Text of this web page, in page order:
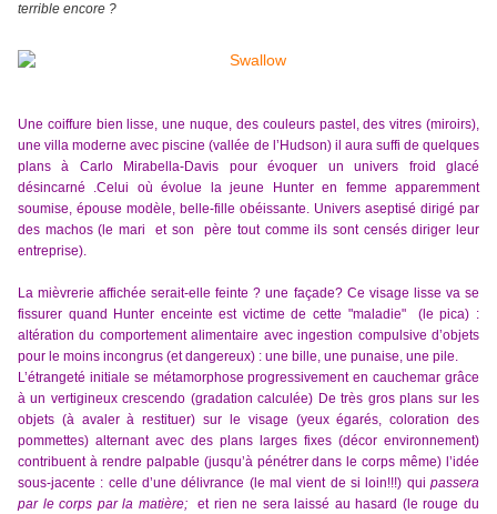
terrible encore ?
Une coiffure bien lisse, une nuque, des couleurs pastel, des vitres (miroirs),
une villa moderne avec piscine (vallée de l’Hudson) il aura suffi de quelques
plans à Carlo Mirabella-Davis pour évoquer un univers froid glacé
désincarné .Celui où évolue la jeune Hunter en femme apparemment
soumise, épouse modèle, belle-fille obéissante. Univers aseptisé dirigé par
des machos (le mari et son père tout comme ils sont censés diriger leur
entreprise).
La mièvrerie affichée serait-elle feinte ? une façade? Ce visage lisse va se
fissurer quand Hunter enceinte est victime de cette "maladie" (le pica) :
altération du comportement alimentaire avec ingestion compulsive d’objets
pour le moins incongrus (et dangereux) : une bille, une punaise, une pile.
L’étrangeté initiale se métamorphose progressivement en cauchemar grâce
à un vertigineux crescendo (gradation calculée) De très gros plans sur les
objets (à avaler à restituer) sur le visage (yeux égarés, coloration des
pommettes) alternant avec des plans larges fixes (décor environnement)
contribuent à rendre palpable (jusqu’à pénétrer dans le corps même) l’idée
sous-jacente : celle d’une délivrance (le mal vient de si loin!!!) qui passera
par le corps par la matière; et rien ne sera laissé au hasard (le rouge du